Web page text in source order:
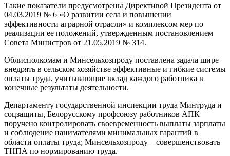
Такие показатели предусмотрены Директивой Президента от
04.03.2019 № 6 «О развитии села и повышении
эффективности аграрной отрасли» и комплексом мер по
реализации ее положений, утвержденным постановлением
Совета Министров от 21.05.2019 № 314.
Облисполкомам и Минсельхозпроду поставлена задача шире
внедрять в сельском хозяйстве эффективные и гибкие системы
оплаты труда, учитывающие вклад каждого работника в
конечные результаты деятельности.
Департаменту государственной инспекции труда Минтруда и
соцзащиты, Белорусскому профсоюзу работников АПК
поручено контролировать своевременность выплаты зарплаты
и соблюдение нанимателями минимальных гарантий в
области оплаты труда; Минсельхозпроду – совершенствовать
ТНПА по нормированию труда.